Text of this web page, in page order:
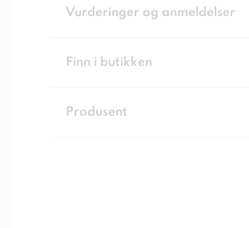
Vurderinger og anmeldelser
Finn i butikken
Produsent